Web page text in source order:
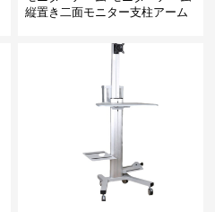
縦置き二面モニター支柱アーム